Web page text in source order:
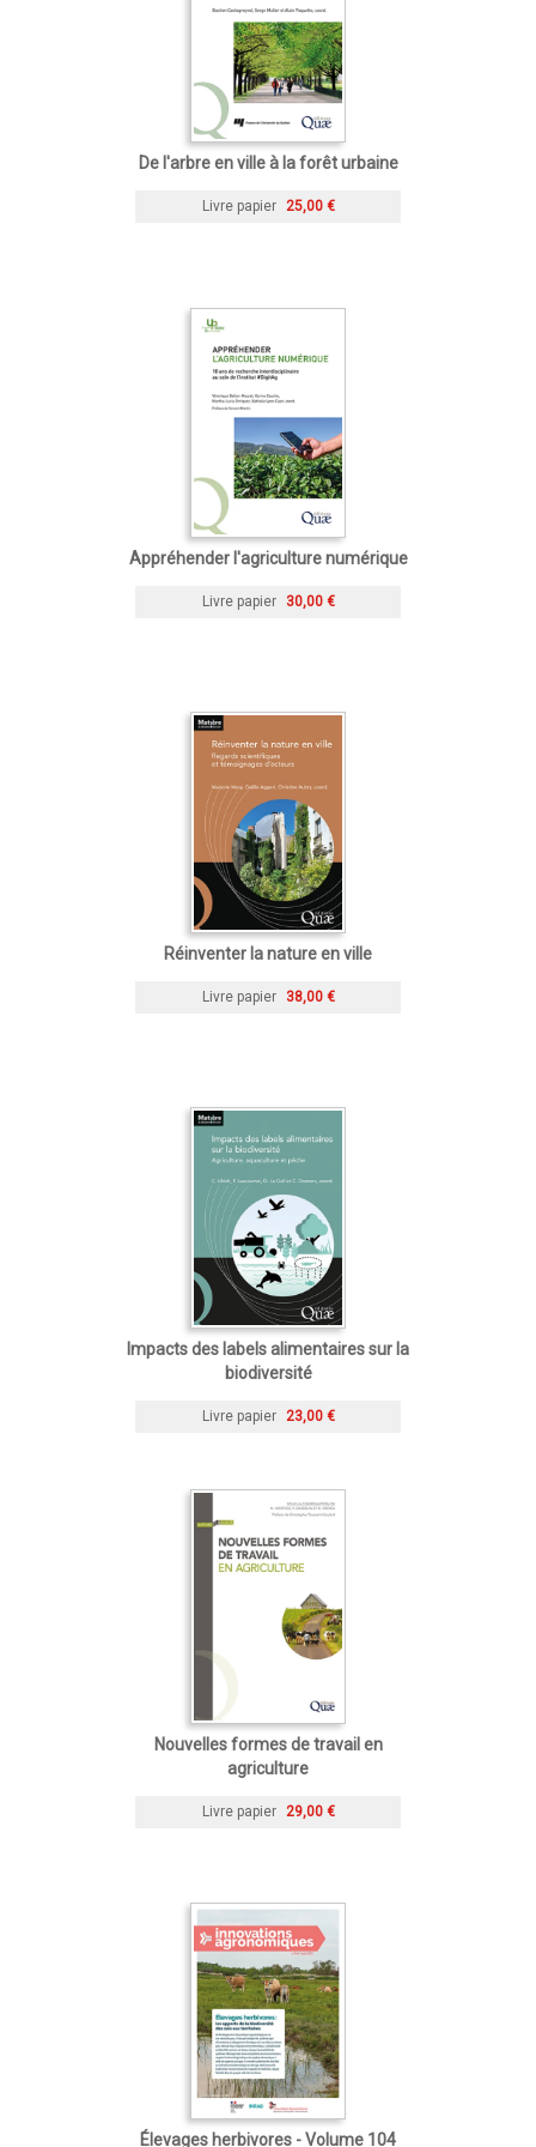
De l'arbre en ville à la forêt urbaine
Livre papier 25,00 €
Appréhender l'agriculture numérique
Livre papier 30,00 €
Réinventer la nature en ville
Livre papier 38,00 €
Impacts des labels alimentaires sur la
biodiversité
Livre papier 23,00 €
Nouvelles formes de travail en
agriculture
Livre papier 29,00 €
Élevages herbivores - Volume 104